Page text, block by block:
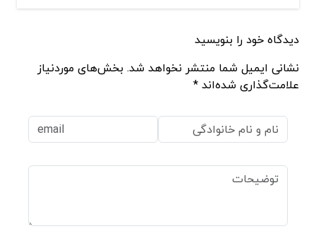
دیدگاه خود را بنویسید
نشانی ایمیل شما منتشر نخواهد شد. بخش‌های موردنیاز
علامت‌گذاری شده‌اند *